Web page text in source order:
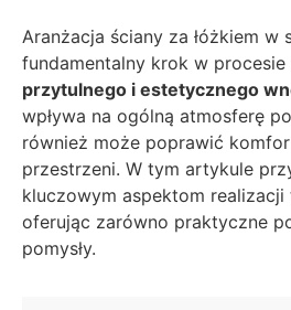
Aranżacja ściany za łóżkiem w
fundamentalny krok w procesie
przytulnego i estetycznego
wpływa na ogólną atmosferę
również może poprawić
przestrzeni. W tym artykule
kluczowym aspektom realizacji
oferując zarówno praktyczne
pomysły.